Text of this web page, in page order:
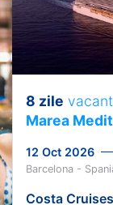
8 zile
Marea
12 Oct 2026
Barcelona -
Costa Cruises